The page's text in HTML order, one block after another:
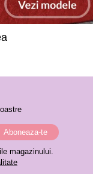
magazinului.